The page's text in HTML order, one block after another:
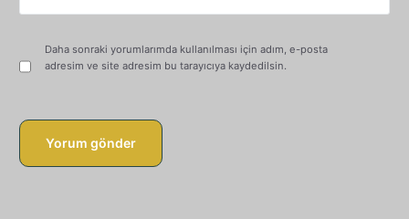
Daha sonraki yorumlarımda kullanılması için adım, e-posta
adresim ve site adresim bu tarayıcıya kaydedilsin.